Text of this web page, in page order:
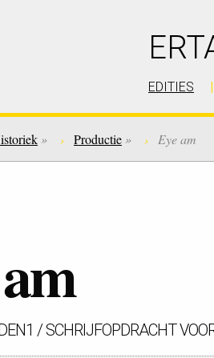
EDITIES
» Productie» Eye am
/ SCHRIJFOPDRACHT